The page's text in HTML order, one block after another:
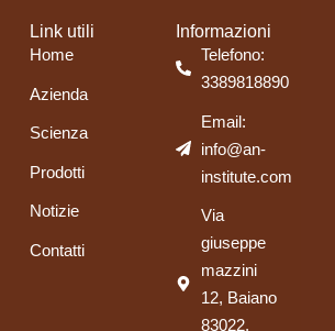
Link utili
Home
Azienda
Scienza
Prodotti
Notizie
Contatti
Informazioni
Telefono:
3389818890
Email:
info@an-
institute.com
Via
giuseppe
mazzini
12, Baiano
83022,